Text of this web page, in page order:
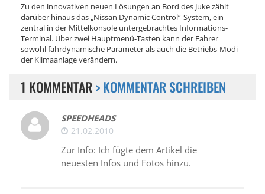
Zu den innovativen neuen Lösungen an Bord des Juke zählt
darüber hinaus das „Nissan Dynamic Control“-System, ein
zentral in der Mittelkonsole untergebrachtes Informations-
Terminal. Über zwei Hauptmenü-Tasten kann der Fahrer
sowohl fahrdynamische Parameter als auch die Betriebs-Modi
der Klimaanlage verändern.
1 KOMMENTAR> KOMMENTAR SCHREIBEN
SPEEDHEADS
21.02.2010
Zur Info: Ich fügte dem Artikel die
neuesten Infos und Fotos hinzu.